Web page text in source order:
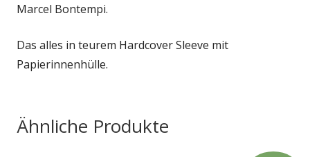
Marcel Bontempi.
Das alles in teurem Hardcover Sleeve mit
Papierinnenhülle.
Ähnliche Produkte